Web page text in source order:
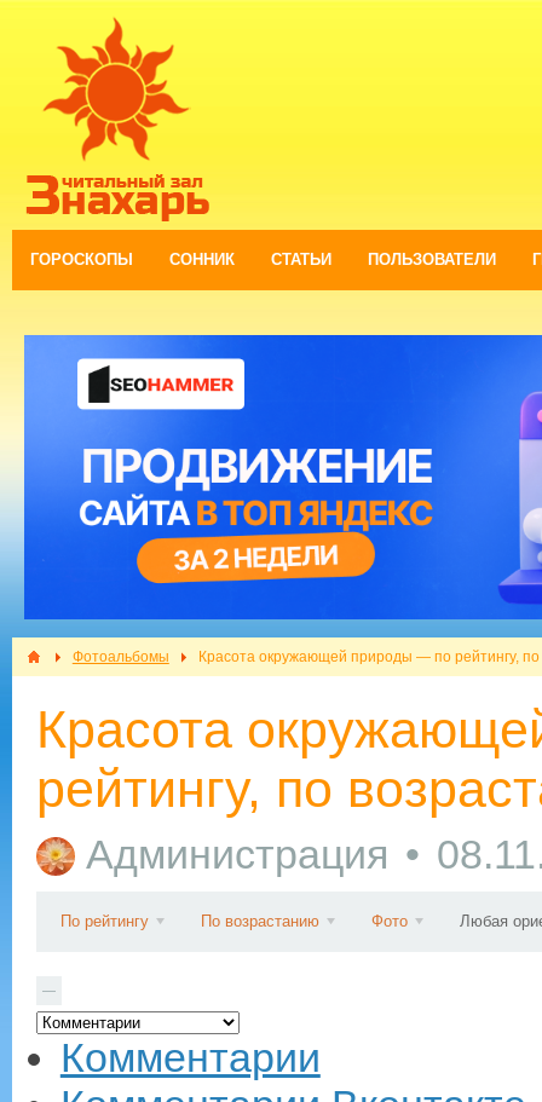
ГОРОСКОПЫ СОННИК СТАТЬИ ПОЛЬЗОВАТЕЛИ
Фотоальбомы Красота окружающей природы — по рейтингу,
Красота
рейтингу, по
Администрация
По рейтингу По возрастанию Фото Любая
—
Комментарии